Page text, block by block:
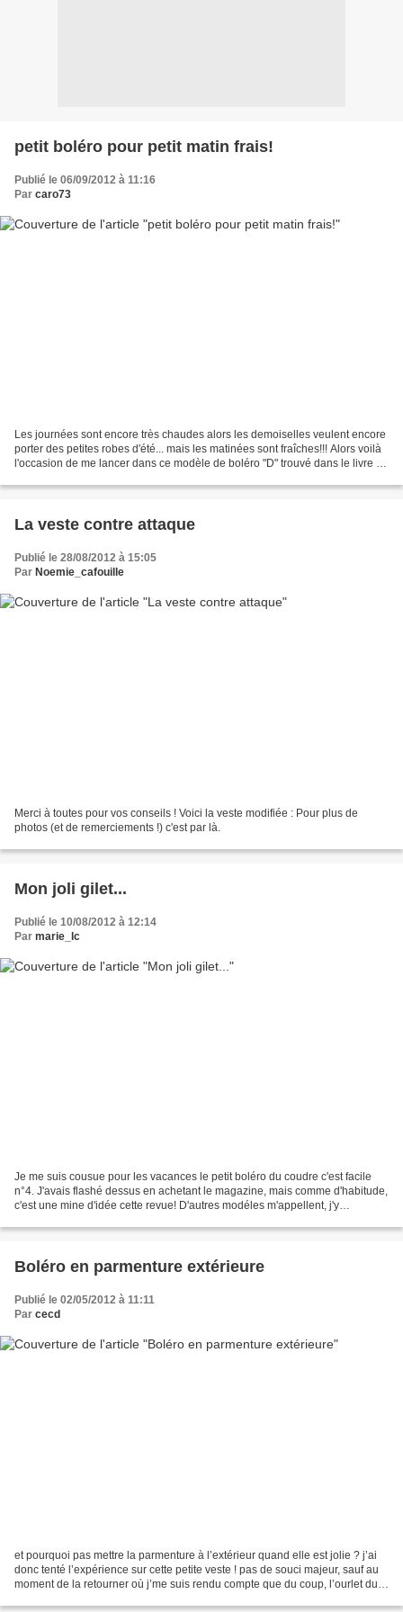
petit boléro pour petit matin frais!
Publié le 06/09/2012 à 11:16
Par caro73
Les journées sont encore très chaudes alors les demoiselles veulent encore
porter des petites robes d'été... mais les matinées sont fraîches!!! Alors voilà
l'occasion de me lancer dans ce modèle de boléro "D" trouvé dans le livre ce
La veste contre attaque
Publié le 28/08/2012 à 15:05
Par Noemie_cafouille
Merci à toutes pour vos conseils ! Voici la veste modifiée : Pour plus de
photos (et de remerciements !) c'est par là.
Mon joli gilet...
Publié le 10/08/2012 à 12:14
Par marie_lc
Je me suis cousue pour les vacances le petit boléro du coudre c'est facile
n°4. J'avais flashé dessus en achetant le magazine, mais comme d'habitude,
c'est une mine d'idée cette revue! D'autres modéles m'appellent, j'y
Boléro en parmenture extérieure
Publié le 02/05/2012 à 11:11
Par cecd
et pourquoi pas mettre la parmenture à l’extérieur quand elle est jolie ? j’ai
donc tenté l’expérience sur cette petite veste ! pas de souci majeur, sauf au
moment de la retourner où j’me suis rendu compte que du coup, l’ourlet du